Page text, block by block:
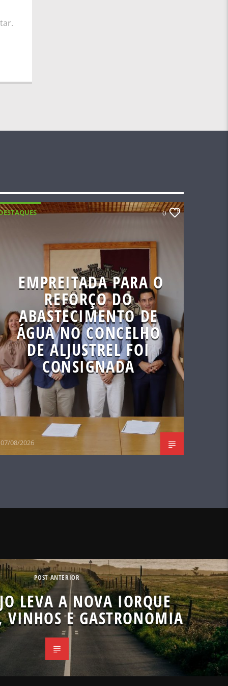
0
EMPREITADA PARA O
REFORÇO DO
ABASTECIMENTO DE
ÁGUA NO CONCELHO
DE ALJUSTREL FOI
CONSIGNADA
07/08/2026
POST ANTERIOR
LEVA A NOVA IORQUE
VINHOS E GASTRONOMIA